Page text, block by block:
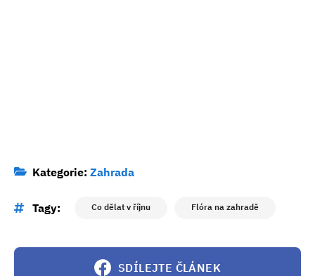
Kategorie: Zahrada
Tagy: Co dělat v říjnu Flóra na zahradě
SDÍLEJTE ČLÁNEK